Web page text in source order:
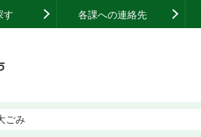
す 各課への連絡先
ごみ